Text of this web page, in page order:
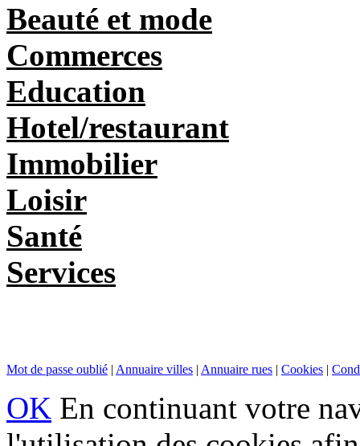
Beauté et mode
Commerces
Education
Hotel/restaurant
Immobilier
Loisir
Santé
Services
Mot de passe oublié | Annuaire villes | Annuaire rues | Cookies |
OK En continuant votre